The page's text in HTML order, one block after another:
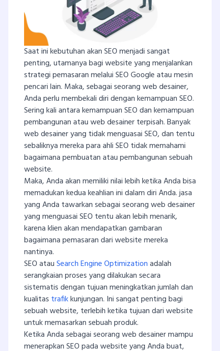
Saat ini kebutuhan akan SEO menjadi sangat
penting, utamanya bagi website yang menjalankan
strategi pemasaran melalui SEO Google atau mesin
pencari lain. Maka, sebagai seorang web desainer,
Anda perlu membekali diri dengan kemampuan SEO.
Sering kali antara kemampuan SEO dan kemampuan
pembangunan atau web desainer terpisah. Banyak
web desainer yang tidak menguasai SEO, dan tentu
sebaliknya mereka para ahli SEO tidak memahami
bagaimana pembuatan atau pembangunan sebuah
website.
Maka, Anda akan memiliki nilai lebih ketika Anda bisa
memadukan kedua keahlian ini dalam diri Anda. jasa
yang Anda tawarkan sebagai seorang web desainer
yang menguasai SEO tentu akan lebih menarik,
karena klien akan mendapatkan gambaran
bagaimana pemasaran dari website mereka
nantinya.
SEO atauSearch Engine Optimizationadalah
serangkaian proses yang dilakukan secara
sistematis dengan tujuan meningkatkan jumlah dan
kualitas trafikkunjungan. Ini sangat penting bagi
sebuah website, terlebih ketika tujuan dari website
untuk memasarkan sebuah produk.
Ketika Anda sebagai seorang web desainer mampu
menerapkan SEO pada website yang Anda buat,